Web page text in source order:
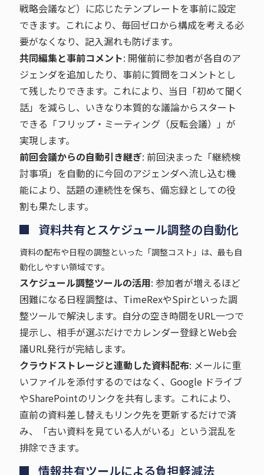
戦略会議など）に応じたテンプレートを事前に設定
できます。これにより、毎回ゼロから構成を考える必
要がなくなり、記入漏れも防げます。
共同編集と事前コメント: 開催前に参加者が各自のア
ジェンダを追加したり、事前に質問をコメントとし
て残したりできます。これにより、当日「初めて聞く
話」を減らし、いきなり本質的な議論からスタート
できる「フリップ・ミーティング（反転会議）」が
実現します。
前回会議からの自動引き継ぎ: 前回決まった「継続検
討事項」を自動的に今回のアジェンダへ流し込む機
能により、話題の連続性を保ち、備忘録としての役
割も果たします。
資料共有とスケジュール調整の自動化
資料の配布や日程の調整といった「調整コスト」は、最も自
動化しやすい領域です。
スケジュール調整ツールの活用: 参加者が増えるほど
困難になる日程調整は、TimeRexやSpirといった調
整ツールで解決します。自分の空き時間をURL一つで
提示し、相手が選ぶだけでカレンダー登録とWeb会
議URL発行が完結します。
クラウドストレージと連動した資料配布: メールに重
いファイルを添付するのではなく、Google ドライブ
やSharePointのリンクを共有します。これにより、
直前の資料差し替えもリンク先を更新するだけで済
み、「古い資料を見ている人がいる」という混乱を
排除できます。
情報共有ツールによる負担軽減法